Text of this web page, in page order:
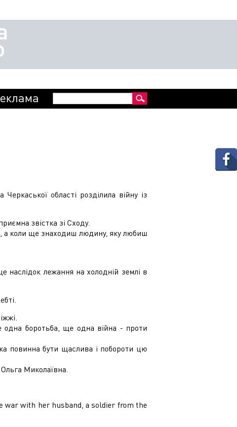
Пошукова
області розділила війну із
звістка зі Сходу.
а коли ще знаходиш людину, яку любиш
наслідок лежання на холодній землі в
боротьба, ще одна війна - проти
повинна бути щаслива і побороти цю
Миколаївна.
war with her husband, a soldier from the